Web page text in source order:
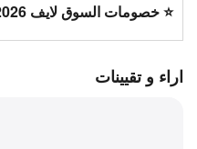
⭐ خصومات السوق لايف 2026 هنا ؟
اراء و تقيينات